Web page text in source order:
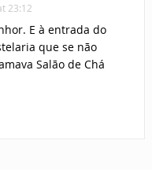
23:12
E à entrada do
que se não
Salão de Chá